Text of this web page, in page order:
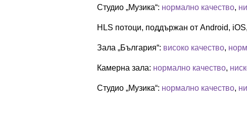
Студио „Музика“: нормално качество,
HLS потоци, поддържан от Android,
Зала „България“: високо качество,
Камерна зала: нормално качество,
Студио „Музика“: нормално качество,